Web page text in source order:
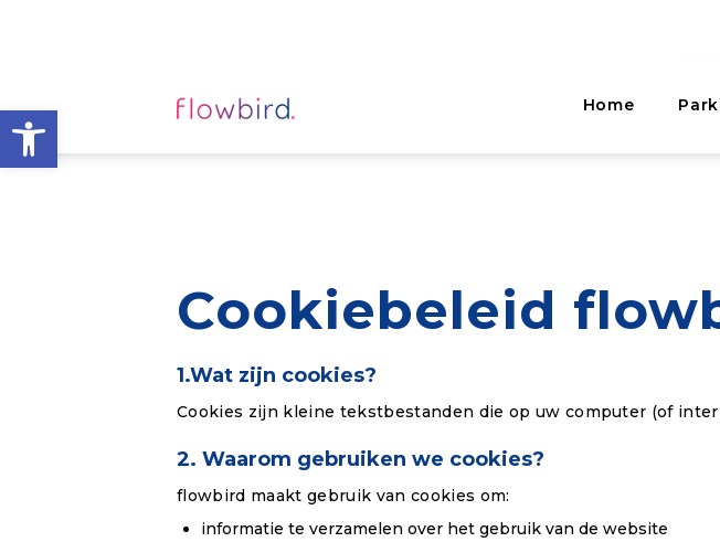
Toolbar openen Home
Cookiebeleid
1.Wat zijn cookies?
Cookies zijn kleine tekstbestanden die op uw computer (of
2. Waarom gebruiken we cookies?
flowbird maakt gebruik van cookies om:
informatie te verzamelen over het gebruik van de website